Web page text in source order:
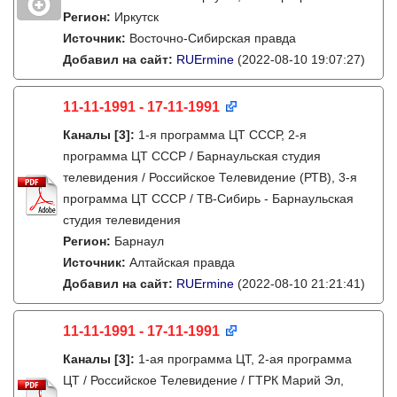
Регион: Иркутск
Источник: Восточно-Сибирская правда
Добавил на сайт: RUErmine (2022-08-10 19:07:27)
11-11-1991 - 17-11-1991
Каналы [3]: 1-я программа ЦТ СССР, 2-я
программа ЦТ СССР / Барнаульская студия
телевидения / Российское Телевидение (РТВ), 3-я
программа ЦТ СССР / ТВ-Сибирь - Барнаульская
студия телевидения
Регион: Барнаул
Источник: Алтайская правда
Добавил на сайт: RUErmine (2022-08-10 21:21:41)
11-11-1991 - 17-11-1991
Каналы [3]: 1-ая программа ЦТ, 2-ая программа
ЦТ / Российское Телевидение / ГТРК Марий Эл,